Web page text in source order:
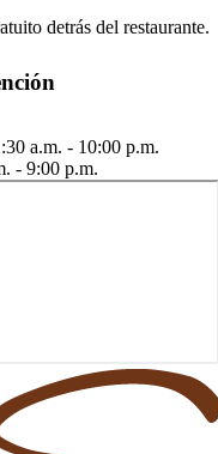
detrás del restaurante.
a.m. - 10:00 p.m.
- 9:00 p.m.